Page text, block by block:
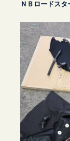
ＮＢロードス